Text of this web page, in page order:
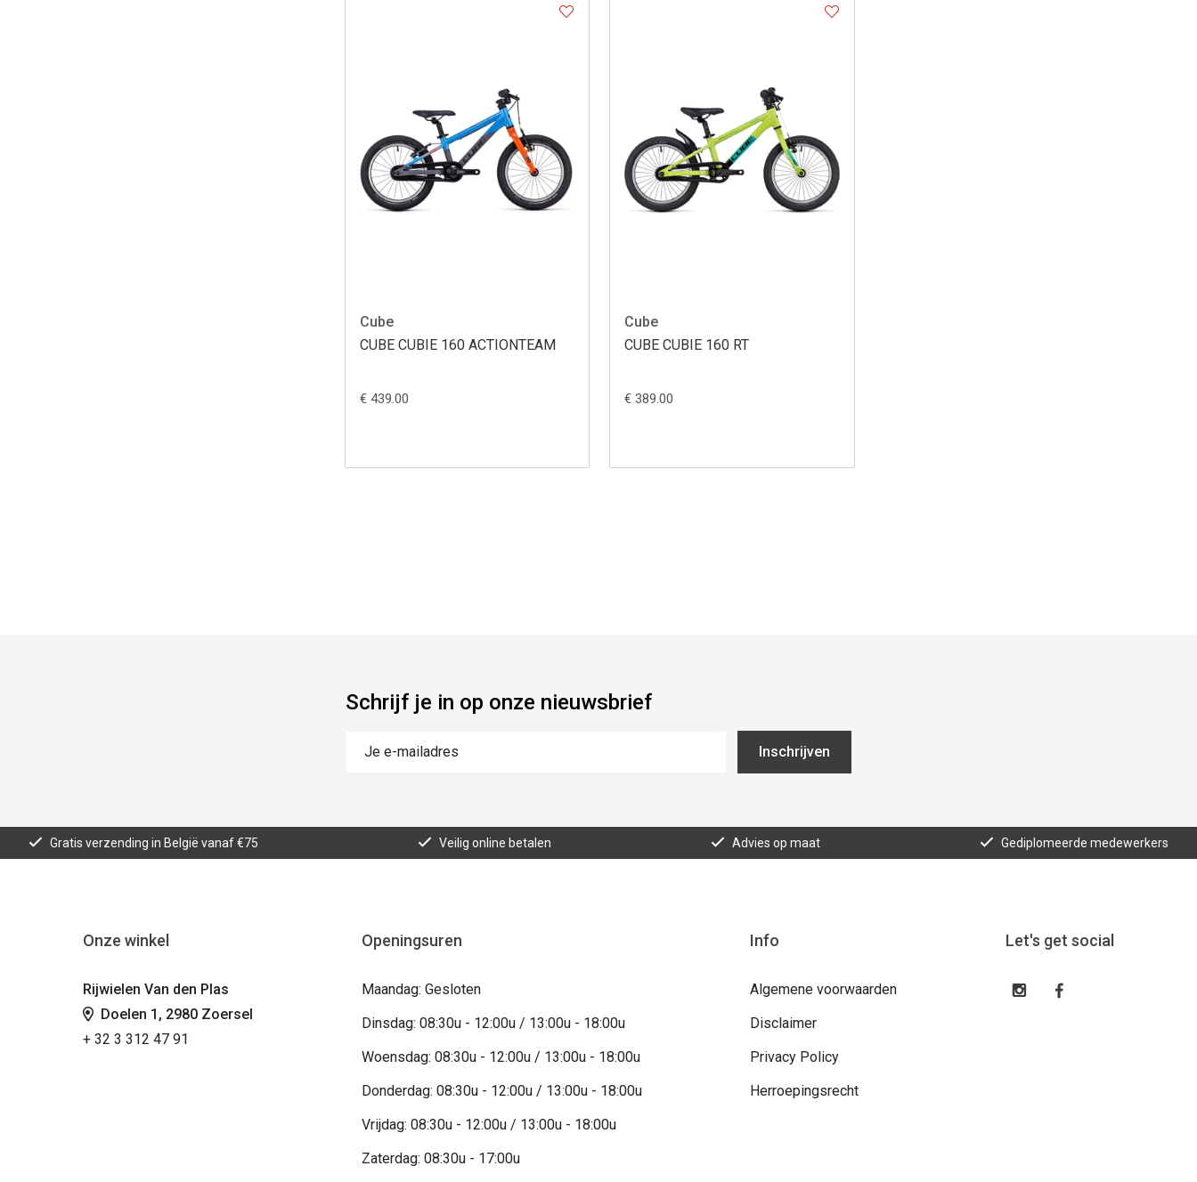
Cube
CUBE CUBIE 160 ACTIONTEAM
€ 439.00
Cube
CUBE CUBIE 160 RT
€ 389.00
Schrijf je in op onze nieuwsbrief
Inschrijven
Gratis verzending in België vanaf €75 Veilig online betalen Advies op maat Gediplomeerde medewerkers
Onze winkel
Rijwielen Van den Plas
Doelen 1, 2980 Zoersel
+ 32 3 312 47 91
Openingsuren
Maandag: Gesloten
Dinsdag: 08:30u - 12:00u / 13:00u - 18:00u
Woensdag: 08:30u - 12:00u / 13:00u - 18:00u
Donderdag: 08:30u - 12:00u / 13:00u - 18:00u
Vrijdag: 08:30u - 12:00u / 13:00u - 18:00u
Zaterdag: 08:30u - 17:00u
Info
Algemene voorwaarden
Disclaimer
Privacy Policy
Herroepingsrecht
Let's get social